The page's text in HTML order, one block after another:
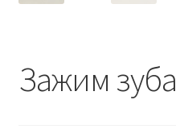
Зажим зуба